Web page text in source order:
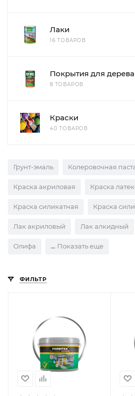
Лаки
16 ТОВАРОВ
Покрытия для дерева
8 ТОВАРОВ
Краски
40 ТОВАРОВ
Грунт-эмаль Колеровочная
Краска акриловая Краска
Краска силикатная Краска
Лак акриловый Лак алкидный
Олифа Показать еще
ФИЛЬТР